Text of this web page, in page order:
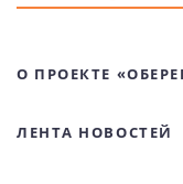
О ПРОЕКТЕ
ЛЕНТА НОВОСТЕЙ